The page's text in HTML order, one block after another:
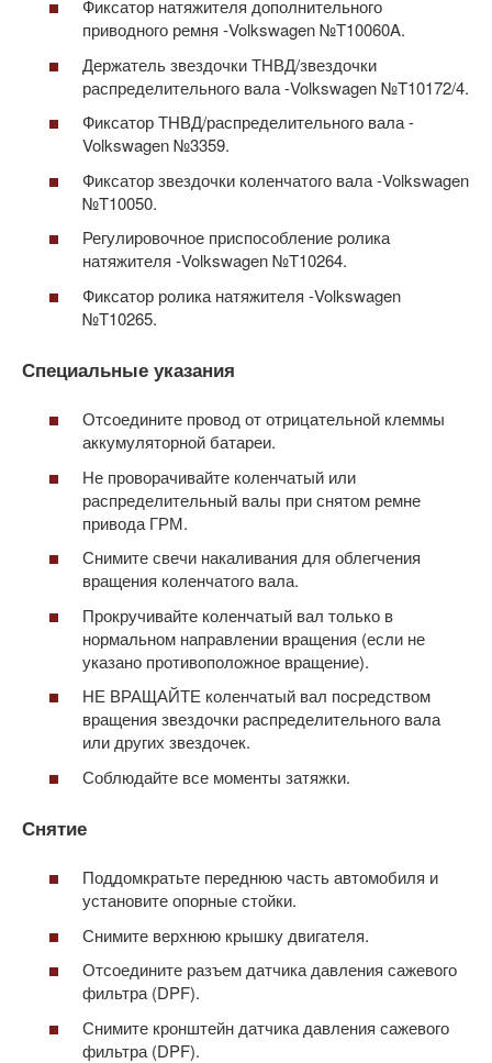
Фиксатор натяжителя дополнительного
приводного ремня -Volkswagen №T10060A.
Держатель звездочки ТНВД/звездочки
распределительного вала -Volkswagen №T10172/4.
Фиксатор ТНВД/распределительного вала -
Volkswagen №3359.
Фиксатор звездочки коленчатого вала -Volkswagen
№T10050.
Регулировочное приспособление ролика
натяжителя -Volkswagen №T10264.
Фиксатор ролика натяжителя -Volkswagen
№T10265.
Специальные указания
Отсоедините провод от отрицательной клеммы
аккумуляторной батареи.
Не проворачивайте коленчатый или
распределительный валы при снятом ремне
привода ГРМ.
Снимите свечи накаливания для облегчения
вращения коленчатого вала.
Прокручивайте коленчатый вал только в
нормальном направлении вращения (если не
указано противоположное вращение).
НЕ ВРАЩАЙТЕ коленчатый вал посредством
вращения звездочки распределительного вала
или других звездочек.
Соблюдайте все моменты затяжки.
Снятие
Поддомкратьте переднюю часть автомобиля и
установите опорные стойки.
Снимите верхнюю крышку двигателя.
Отсоедините разъем датчика давления сажевого
фильтра (DPF).
Снимите кронштейн датчика давления сажевого
фильтра (DPF).